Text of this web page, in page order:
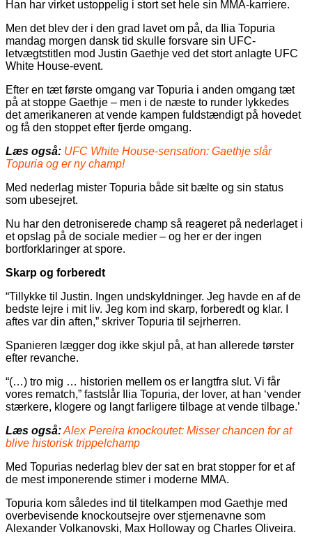
Han har virket ustoppelig i stort set hele sin MMA-karriere.
Men det blev der i den grad lavet om på, da Ilia Topuria
mandag morgen dansk tid skulle forsvare sin UFC-
letvægtstitlen mod Justin Gaethje ved det stort anlagte UFC
White House-event.
Efter en tæt første omgang var Topuria i anden omgang tæt
på at stoppe Gaethje – men i de næste to runder lykkedes
det amerikaneren at vende kampen fuldstændigt på hovedet
og få den stoppet efter fjerde omgang.
Læs også: UFC White House-sensation: Gaethje slår
Topuria og er ny champ!
Med nederlag mister Topuria både sit bælte og sin status
som ubesejret.
Nu har den detroniserede champ så reageret på nederlaget i
et opslag på de sociale medier – og her er der ingen
bortforklaringer at spore.
Skarp og forberedt
“Tillykke til Justin. Ingen undskyldninger. Jeg havde en af de
bedste lejre i mit liv. Jeg kom ind skarp, forberedt og klar. I
aftes var din aften,” skriver Topuria til sejrherren.
Spanieren lægger dog ikke skjul på, at han allerede tørster
efter revanche.
“(…) tro mig … historien mellem os er langtfra slut. Vi får
vores rematch,” fastslår Ilia Topuria, der lover, at han ‘vender
stærkere, klogere og langt farligere tilbage at vende tilbage.’
Læs også:Alex Pereira knockoutet: Misser chancen for at
blive historisk trippelchamp
Med Topurias nederlag blev der sat en brat stopper for et af
de mest imponerende stimer i moderne MMA.
Topuria kom således ind til titelkampen mod Gaethje med
overbevisende knockoutsejre over stjernenavne som
Alexander Volkanovski, Max Holloway og Charles Oliveira.